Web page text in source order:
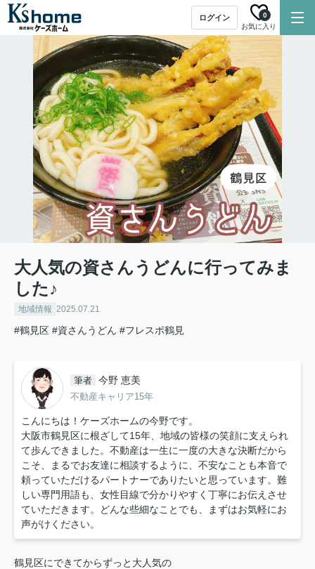
ログイン
お気に入り
0
大人気の資さんうどんに行ってみま
した♪
地域情報 2025.07.21
#鶴見区 #資さんうどん #フレスポ鶴見
筆者 今野 恵美
不動産キャリア15年
こんにちは！ケーズホームの今野です。
大阪市鶴見区に根ざして15年、地域の皆様の笑顔に支えられ
て歩んできました。不動産は一生に一度の大きな決断だから
こそ、まるでお友達に相談するように、不安なことも本音で
頼っていただけるパートナーでありたいと思っています。難
しい専門用語も、女性目線で分かりやすく丁寧にお伝えさせ
ていただきます。どんな些細なことでも、まずはお気軽にお
声がけください。
鶴見区にできてからずっと大人気の